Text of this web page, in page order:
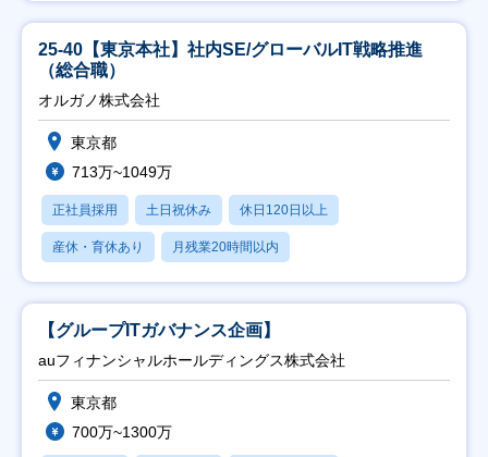
25-40【東京本社】社内SE/グローバルIT戦略推進
（総合職）
オルガノ株式会社
東京都
713万~1049万
正社員採用 土日祝休み 休日120日以上
産休・育休あり 月残業20時間以内
【グループITガバナンス企画】
auフィナンシャルホールディングス株式会社
東京都
700万~1300万